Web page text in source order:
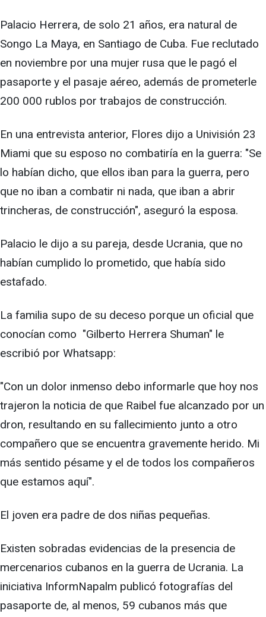
Palacio Herrera, de solo 21 años, era natural de
Songo La Maya, en Santiago de Cuba. Fue reclutado
en noviembre por una mujer rusa que le pagó el
pasaporte y el pasaje aéreo, además de prometerle
200 000 rublos por trabajos de construcción.
En una entrevista anterior, Flores dijo a Univisión 23
Miami que su esposo no combatiría en la guerra: "Se
lo habían dicho, que ellos iban para la guerra, pero
que no iban a combatir ni nada, que iban a abrir
trincheras, de construcción", aseguró la esposa.
Palacio le dijo a su pareja, desde Ucrania, que no
habían cumplido lo prometido, que había sido
estafado.
La familia supo de su deceso porque un oficial que
conocían como "Gilberto Herrera Shuman" le
escribió por Whatsapp:
"Con un dolor inmenso debo informarle que hoy nos
trajeron la noticia de que Raibel fue alcanzado por un
dron, resultando en su fallecimiento junto a otro
compañero que se encuentra gravemente herido. Mi
más sentido pésame y el de todos los compañeros
que estamos aquí".
El joven era padre de dos niñas pequeñas.
Existen sobradas evidencias de la presencia de
mercenarios cubanos en la guerra de Ucrania. La
iniciativa InformNapalm publicó fotografías del
pasaporte de, al menos, 59 cubanos más que